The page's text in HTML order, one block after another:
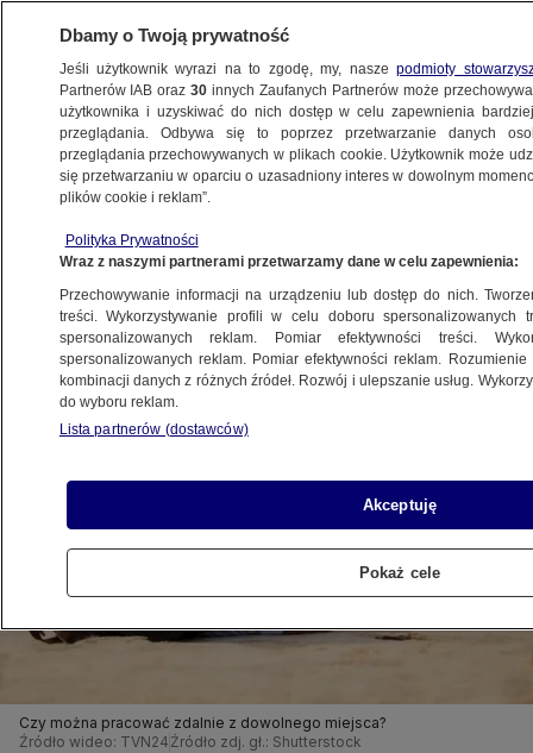
BIZNES
Z KRAJU
miejsca? Sprawdzamy
3.02.2021, 14:21
Udostępnij
Czy można pracować zdalnie z dowolnego miejsca?
Źródło wideo: TVN24 Źródło zdj. gł.: Shutterstock
Dbamy o Twoją prywatność
Jeśli użytkownik wyrazi na to zgodę, my, naszepodmioty
Partnerów IAB oraz30 innych Zaufanych Partnerów może
użytkownika i uzyskiwać do nich dostęp w celu zapewnienia
przeglądania. Odbywa się to poprzez przetwarzanie danych
przeglądania przechowywanych w plikach cookie. Użytkownik może
się przetwarzaniu w oparciu o uzasadniony interes w dowolnym
plików cookie i reklam”.
Polityka Prywatności
Wraz z naszymi partnerami przetwarzamy dane w celu zapewnienia:
Przechowywanie informacji na urządzeniu lub dostęp do nich.
treści. Wykorzystywanie profili w celu doboru spersonalizowanych
spersonalizowanych reklam. Pomiar efektywności treści.
spersonalizowanych reklam. Pomiar efektywności reklam.
kombinacji danych z różnych źródeł. Rozwój i ulepszanie usług.
do wyboru reklam.
Lista partnerów (dostawców)
Akceptuję
Pokaż cele